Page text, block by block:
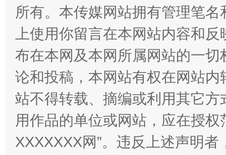
国家大学科技园优化重塑工作
所有。本传媒网站拥有管理笔
上使用你留言在本网站内容和
布在本网及本网所属网站的一
论和投稿，本网站有权在网站
站不得转载、摘编或利用其它
用作品的单位或网站，应在授
XXXXXXX网”。违反上述声明